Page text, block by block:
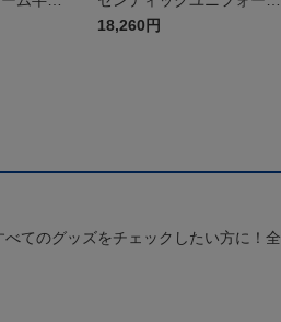
FP1st（長袖）
18,260円
てのグッズをチェックしたい方に！全